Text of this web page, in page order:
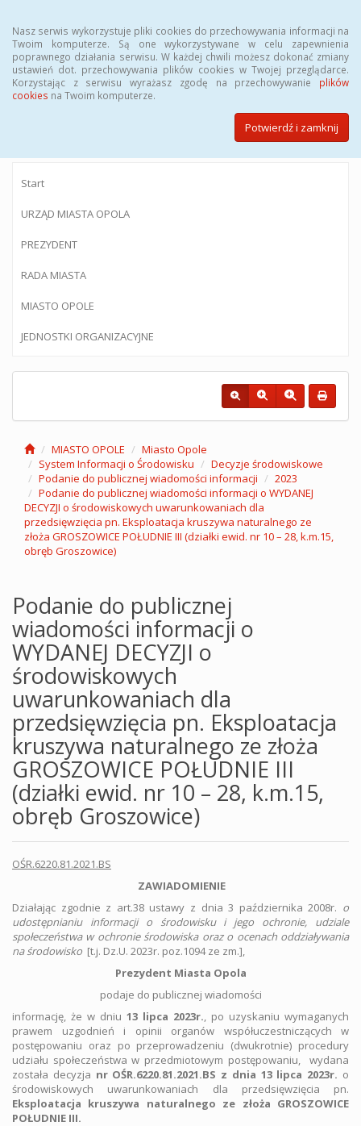
Nasz serwis wykorzystuje pliki cookies do przechowywania informacji na
Twoim komputerze. Są one wykorzystywane w celu zapewnienia
poprawnego działania serwisu. W każdej chwili możesz dokonać zmiany
ustawień dot. przechowywania plików cookies w Twojej przeglądarce.
Korzystając z serwisu wyrażasz zgodę na przechowywanie plików
cookies na Twoim komputerze.
Potwierdź i zamknij
BIULETYN INFORMACJI PUBLICZNEJ
Urzędu Miasta Opola
Start
URZĄD MIASTA OPOLA
PREZYDENT
RADA MIASTA
MIASTO OPOLE
JEDNOSTKI ORGANIZACYJNE
MIASTO OPOLE
Miasto Opole
System Informacji o Środowisku
Decyzje środowiskowe
Podanie do publicznej wiadomości informacji
2023
Podanie do publicznej wiadomości informacji o WYDANEJ
DECYZJI o środowiskowych uwarunkowaniach dla
przedsięwzięcia pn. Eksploatacja kruszywa naturalnego ze
złoża GROSZOWICE POŁUDNIE III (działki ewid. nr 10 – 28, k.m.15,
obręb Groszowice)
Podanie do publicznej
wiadomości informacji o
WYDANEJ DECYZJI o
środowiskowych
uwarunkowaniach dla
przedsięwzięcia pn. Eksploatacja
kruszywa naturalnego ze złoża
GROSZOWICE POŁUDNIE III
(działki ewid. nr 10 – 28, k.m.15,
obręb Groszowice)
OŚR.6220.81.2021.BS
ZAWIADOMI­ENIE
Działając zgodnie z art.38 ustawy z dnia 3 października 2008r. o
udostępnianiu informacji o środowisku i jego ochronie, udziale
społeczeństwa w ochronie środowiska oraz o ocenach oddziaływania
na środowisko [t.j. Dz.U. 2023r. poz.1094 ze zm.],
Prezydent Miasta Opola
podaje do publicznej wiadomości
informację, że w dniu 13 lipca 2023r., po uzyskaniu wymaganych
prawem uzgodnień i opinii organów współuczestniczących w
postępowaniu oraz po przeprowadzeniu (dwukrotnie) procedury
udziału społeczeństwa w przedmiotowym postępowaniu, wydana
została decyzja nr OŚR.6220.81.2021.BS z dnia 13 lipca 2023r. o
środowiskowych uwarunkowaniach dla przedsięwzięcia pn.
Eksploatacja kruszywa naturalnego ze złoża GROSZOWICE
POŁUDNIE III.